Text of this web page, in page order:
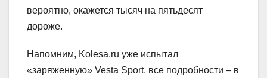
вероятно, окажется тысяч на пятьдесят
дороже.
Напомним, Kolesa.ru уже испытал
«заряженную» Vesta Sport, все подробности – в